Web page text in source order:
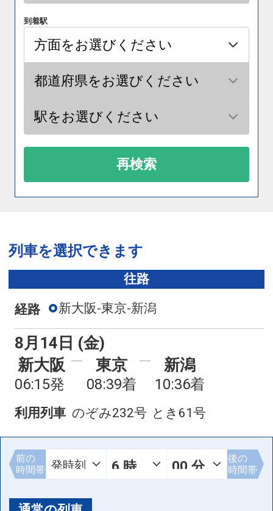
到着駅
再検索
列車を選択できます
往路
経路 新大阪-東京-新潟
8月14日 (金)
新大阪
06:15発
東京
08:39着
新潟
10:36着
利用列車 のぞみ232号 とき61号
前の
時間帯
後の
時間帯